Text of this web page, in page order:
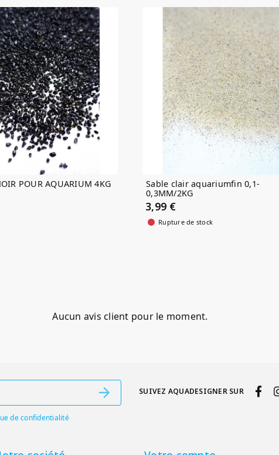
POUR AQUARIUM 4KG
Sable clair aquariumfin 0,1-
0,3MM/2KG
3,99 €
Rupture de stock
Aucun avis client pour le moment.
de confidentialité
SUIVEZ AQUADESIGNER SUR